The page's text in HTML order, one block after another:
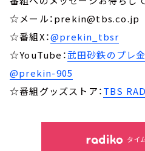
☆メール：prekin@tbs.co.jp
☆番組X：@prekin_tbsr
☆YouTube：武田砂鉄のプレ
@prekin-905
☆番組グッズストア：TBS
タイ